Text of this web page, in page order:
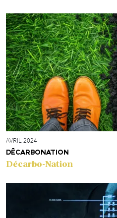
AVRIL 2024
DÉCARBONATION
Décarbo-Nation